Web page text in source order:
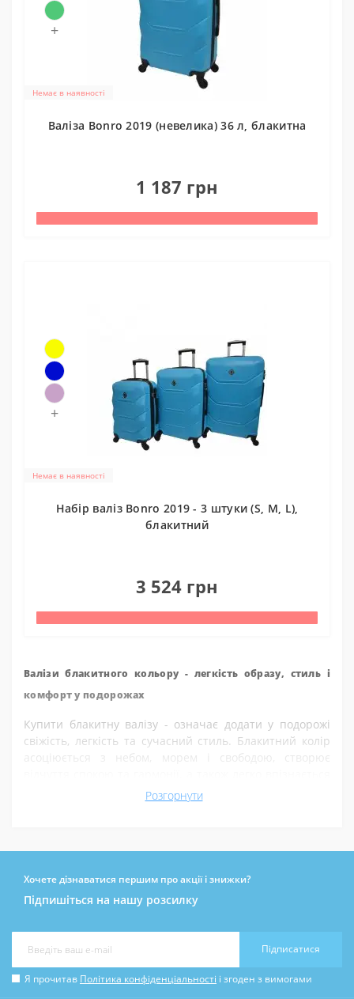
Немає в наявності
+
Валіза Bonro 2019 (невелика) 36 л, блакитна
1 187 грн
Немає в наявності
+
Набір валіз Bonro 2019 - 3 штуки (S, M, L),
блакитний
3 524 грн
Валізи блакитного кольору - легкість образу, стиль і
комфорт у подорожах
Купити блакитну валізу - означає додати у подорожі
свіжість, легкість та сучасний стиль.
Блакитний колір
асоціюється з небом, морем і свободою, створює
серед іншого багажу. Серед подібних відтінків
популярними залишаються
темно-синій
жінок , адже цей колір виглядає ніжно, естетично та
підкреслює індивідуальність. Водночас блакитний
він чудово підходить і якваліза для чоловіків
особливо для тих, хто цінує нестандартні рішення та
яскраві акценти в образі.
Розгорнути
Хочете дізнаватися першим про акції і знижки?
Підпишіться на нашу розсилку
Підписатися
Я прочитав Політика конфіденціальності і згоден з вимогами